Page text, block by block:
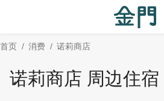
主
要
首页 消费 诺莉商店
诺莉商店 周边住宿